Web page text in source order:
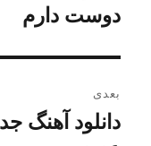
قبلی:
دوست دارم
بعدی
نوشته
دانلود آهنگ